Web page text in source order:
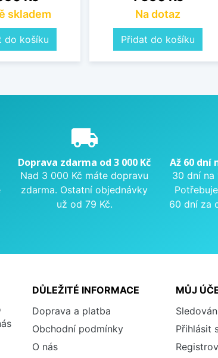
skladem
do košíku
Na dotaz
Přidat do košíku
local_shipping
Doprava zdarma od 3 000 Kč
Nad 3 000 Kč máte dopravu
zdarma. Ostatní objednávky
už od 79 Kč.
Až 60 dní
30 dní na
60 dní za
DŮLEŽITÉ INFORMACE
Doprava a platba
Obchodní podmínky
O nás
MŮJ
Přihlásit